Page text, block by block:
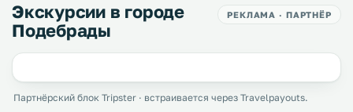
Экскурсии в городе
Подебрады
РЕКЛАМА · ПАРТНЁР
Партнёрский блок Tripster · встраивается через Travelpayouts.